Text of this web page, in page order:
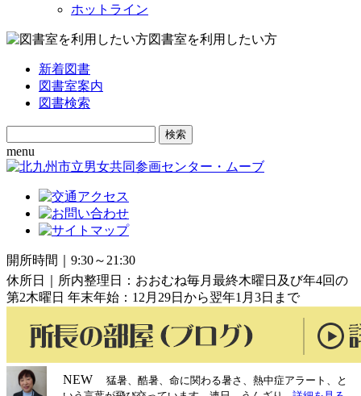
ホットライン
図書室を利用したい方
新着図書
図書室案内
図書検索
Search
for:
menu
開所時間｜9:30～21:30
休所日｜所内整理日：おおむね毎月最終木曜日及び年4回の
第2木曜日 年末年始：12月29日から翌年1月3日まで
NEW
猛暑、酷暑、命に関わる暑さ、熱中症アラート、と